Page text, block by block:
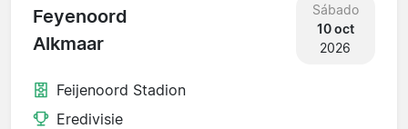
Feyenoord
Alkmaar
Sábado
10 oct
2026
Feijenoord Stadion
Eredivisie